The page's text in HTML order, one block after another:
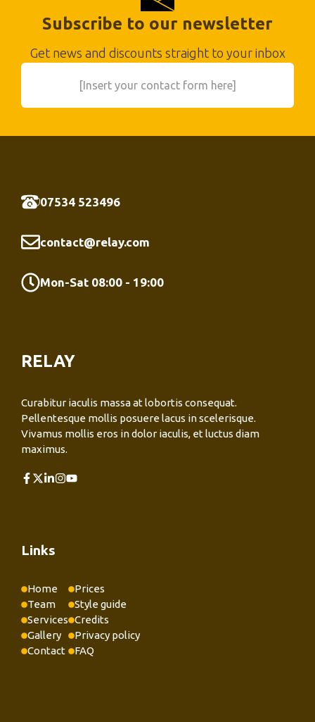
Subscribe to our newsletter
Get news and discounts straight to your inbox
[Insert your contact form here]
07534 523496
contact@relay.com
Mon-Sat 08:00 - 19:00
RELAY
Curabitur iaculis massa at lobortis consequat.
Pellentesque mollis posuere lacus in scelerisque.
Vivamus mollis eros in dolor iaculis, et luctus diam
maximus.
Links
Home
Team
Services
Gallery
Contact
Prices
Style guide
Credits
Privacy policy
FAQ